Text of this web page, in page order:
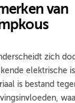
van
zich
elektrische
is bestand